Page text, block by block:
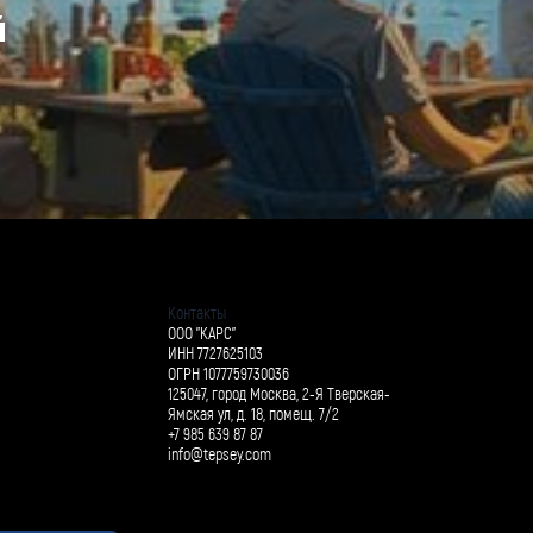
Контакты
ООО "КАРС"
ИНН 7727625103
ОГРН 1077759730036
125047, город Москва, 2-Я Тверская-
Ямская ул, д. 18, помещ. 7/2
+7 985 639 87 87
info@tepsey.com